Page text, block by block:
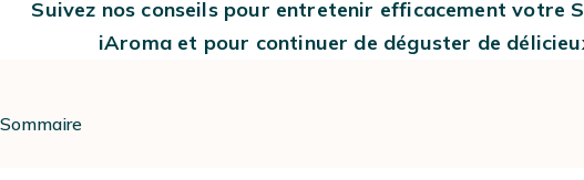
Suivez nos conseils pour entretenir efficacement votre
iAroma et pour continuer de déguster de
Sommaire